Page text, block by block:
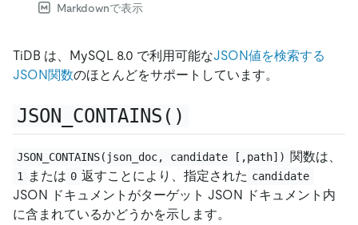
Markdownで表示
TiDB は、MySQL 8.0 で利用可能なJSON値を検索する
JSON関数のほとんどをサポートしています。
JSON_CONTAINS()
JSON_CONTAINS(json_doc, candidate [,path]) 関数は、
1 または 0 返すことにより、指定された candidate
JSON ドキュメントがターゲット JSON ドキュメント内
に含まれているかどうかを示します。